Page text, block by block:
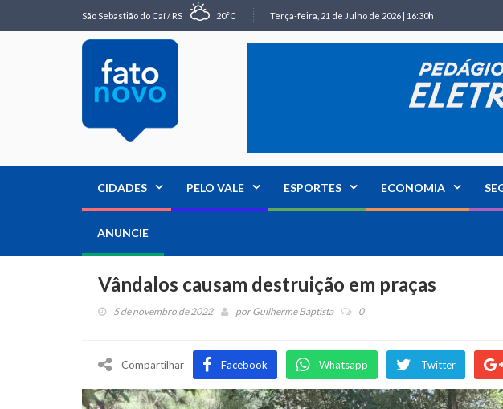
São Sebastião do Caí / RS 20°C Terça-feira, 21 de Julho de 2026 | 16:30h
CIDADES PELO VALE ESPORTES ECONOMIA
ANUNCIE
Vândalos causam destruição em praças
5 de novembro de 2022 porGuilherme Baptista 0
Compartilhar Facebook Whatsapp Twitter